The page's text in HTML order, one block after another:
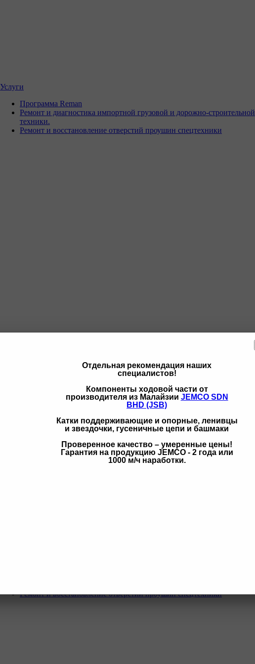
Отдельная рекомендация наших
специалистов!
Компоненты ходовой части от
производителя из Малайзии JEMCO SDN
BHD (JSB)
Катки поддерживающие и опорные, ленивцы
и звездочки, гусеничные цепи и башмаки
Проверенное качество – умеренные цены!
Гарантия на продукцию JEMCO - 2 года или
1000 м/ч наработки.
Услуги
Программа Reman
Ремонт и диагностика импортной грузовой и дорожно-строительной
техники.
Ремонт и восстановление отверстий проушин спецтехники
Ремонт и восстановление отверстий проушин спецтехники